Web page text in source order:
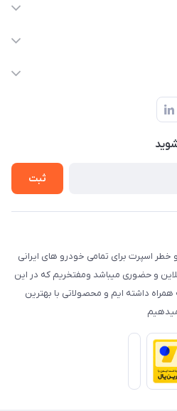
ثبت
خطر اسپرت برای تمامی خودرو های ایرانی
4سال به طورآنلاین و حضوری میباشد ومفتخریم که در این
داشته ایم و محصولاتی با بهترین